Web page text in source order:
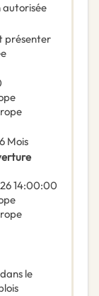
autorisée
présenter
6 Mois
14:00:00
le